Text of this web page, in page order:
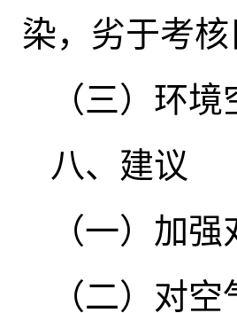
染，劣于考
（三）环
八、建议
（一）加
（二）对